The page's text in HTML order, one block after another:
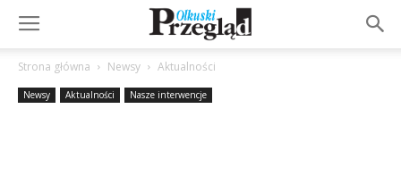
Strona główna Newsy Aktualności
Newsy Aktualności Nasze interwencje